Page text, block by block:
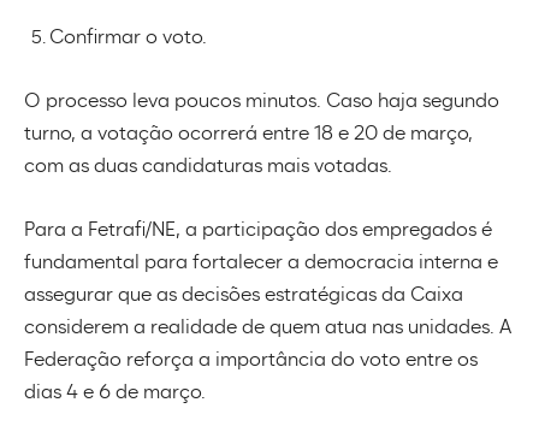
Confirmar o voto.
O processo leva poucos minutos. Caso haja segundo
turno, a votação ocorrerá entre 18 e 20 de março,
com as duas candidaturas mais votadas.
Para a Fetrafi/NE, a participação dos empregados é
fundamental para fortalecer a democracia interna e
assegurar que as decisões estratégicas da Caixa
considerem a realidade de quem atua nas unidades. A
Federação reforça a importância do voto entre os
dias 4 e 6 de março.